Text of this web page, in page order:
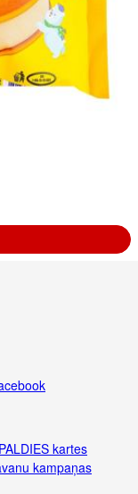
PALDIES kartes
kampaņas